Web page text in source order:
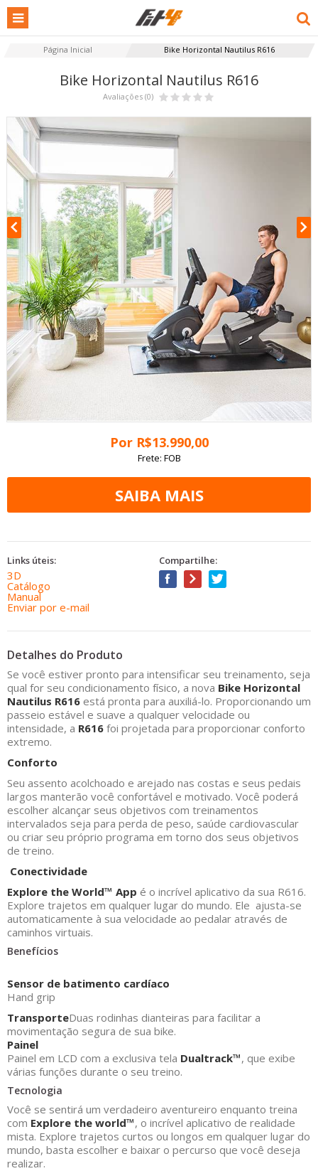
Página Inicial Bike Horizontal Nautilus R616
Bike Horizontal Nautilus R616
Avaliações (0)
Por R$13.990,00
Frete: FOB
Links úteis:
3D
Catálogo
Manual
Enviar por e-mail
Compartilhe:
Detalhes do Produto
Se você estiver pronto para intensificar seu treinamento, seja
qual for seu condicionamento físico, a nova Bike Horizontal
Nautilus R616 está pronta para auxiliá-lo. Proporcionando um
passeio estável e suave a qualquer velocidade ou
intensidade, a R616 foi projetada para proporcionar conforto
extremo.
Conforto
Seu assento acolchoado e arejado nas costas e seus pedais
largos manterão você confortável e motivado. Você poderá
escolher alcançar seus objetivos com treinamentos
intervalados seja para perda de peso, saúde cardiovascular
ou criar seu próprio programa em torno dos seus objetivos
de treino.
Conectividade
Explore the World™ App é o incrível aplicativo da sua R616.
Explore trajetos em qualquer lugar do mundo. Ele ajusta-se
automaticamente à sua velocidade ao pedalar através de
caminhos virtuais.
Benefícios
Sensor de batimento cardíaco
Hand grip
TransporteDuas rodinhas dianteiras para facilitar a
movimentação segura de sua bike.
Painel
Painel em LCD com a exclusiva tela Dualtrack™, que exibe
várias funções durante o seu treino.
Tecnologia
Você se sentirá um verdadeiro aventureiro enquanto treina
com Explore the world™, o incrível aplicativo de realidade
mista. Explore trajetos curtos ou longos em qualquer lugar do
mundo, basta escolher e baixar o percurso que você deseja
realizar.